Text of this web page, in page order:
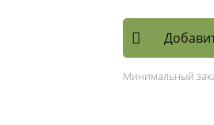
Минимальный